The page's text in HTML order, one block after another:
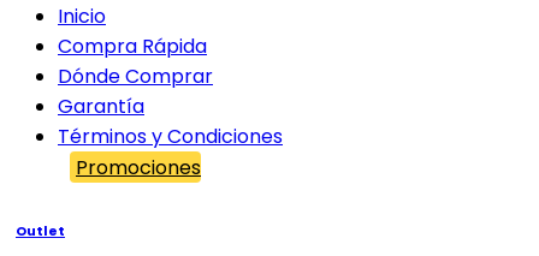
Inicio
Compra Rápida
Dónde Comprar
Garantía
Términos y Condiciones
Promociones
Outlet